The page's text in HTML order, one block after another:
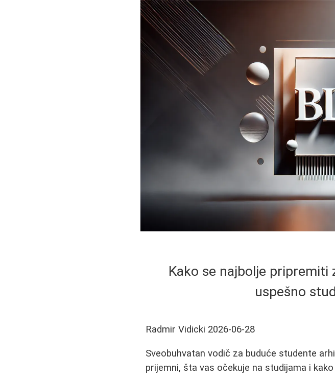
Kako se najbolje
uspešno
Radmir Vidicki 2026-06-28
Sveobuhvatan vodič za buduće studente
prijemni, šta vas očekuje na studijama i